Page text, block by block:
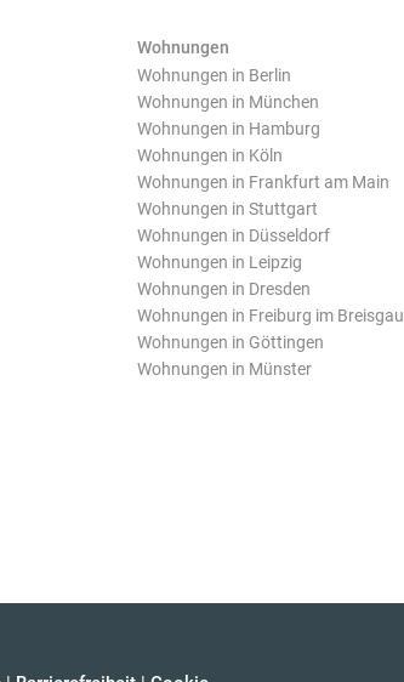
Wohnungen
Wohnungen in Berlin
Wohnungen in München
Wohnungen in Hamburg
Wohnungen in Köln
Wohnungen in Frankfurt am Main
Wohnungen in Stuttgart
Wohnungen in Düsseldorf
Wohnungen in Leipzig
Wohnungen in Dresden
Wohnungen in Freiburg im Breisgau
Wohnungen in Göttingen
Wohnungen in Münster